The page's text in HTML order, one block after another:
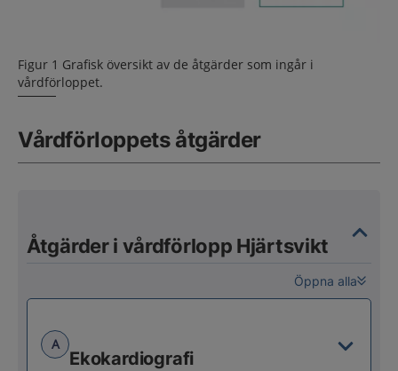
Figur 1 Grafisk översikt av de åtgärder som ingår i
vårdförloppet.
Vårdförloppets åtgärder
Åtgärder i vårdförlopp Hjärtsvikt
Öppna alla
A
Ekokardiografi